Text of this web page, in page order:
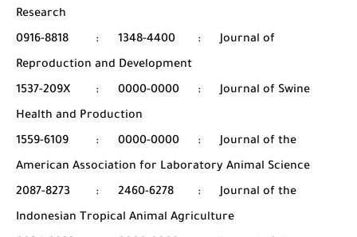
Research
0916-8818
: 1348-4400 :
Journal of
Reproduction and Development
1537-209X
: 0000-0000 :
Journal of Swine
Health and Production
1559-6109
: 0000-0000 :
Journal of the
American Association for Laboratory Animal Science
2087-8273
: 2460-6278 :
Journal of the
Indonesian Tropical Animal Agriculture